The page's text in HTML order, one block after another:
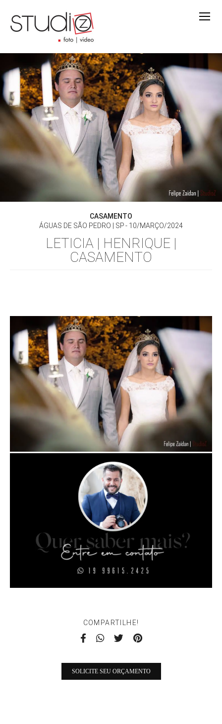
CASAMENTO
ÁGUAS DE SÃO PEDRO | SP
10/MARÇO/2024
LETICIA | HENRIQUE |
CASAMENTO
COMPARTILHE!
SOLICITE SEU ORÇAMENTO